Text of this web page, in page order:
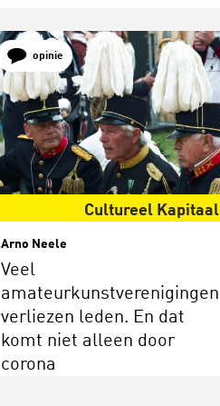
opinie
Cultureel Kapitaal
Arno Neele
Veel
amateurkunstverenigingen
verliezen leden. En dat
komt niet alleen door
corona